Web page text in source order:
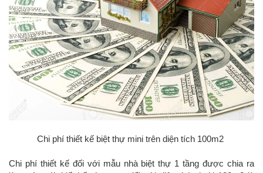
Chi phí thiết kế biệt thự mini trên diện tích 100m2
Chi phí thiết kế đối với mẫu nhà biệt thự 1 tầng được chia ra